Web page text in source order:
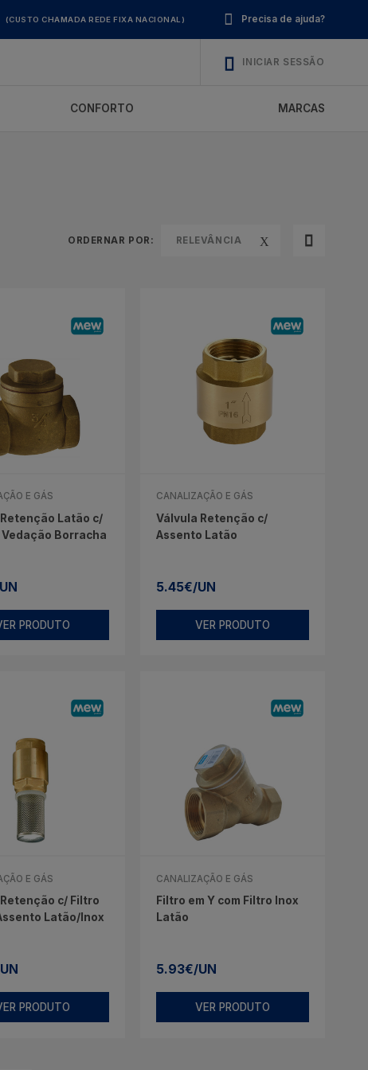
Precisa de ajuda?
(CUSTO CHAMADA REDE FIXA NACIONAL)
INICIAR SESSÃO
CONFORTO MARCAS
ORDERNAR POR: RELEVÂNCIA
E GÁS
Latão c/
Vedação Borracha
PRODUTO
CANALIZAÇÃO E GÁS
Válvula Retenção c/
Assento Latão
5.45€/UN
VER PRODUTO
E GÁS
c/ Filtro
Latão/Inox
PRODUTO
CANALIZAÇÃO E GÁS
Filtro em Y com Filtro Inox
Latão
5.93€/UN
VER PRODUTO